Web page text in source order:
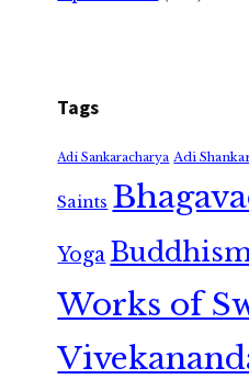
Tags
Adi Sankaracharya Adi
Saints
Yoga
Works of